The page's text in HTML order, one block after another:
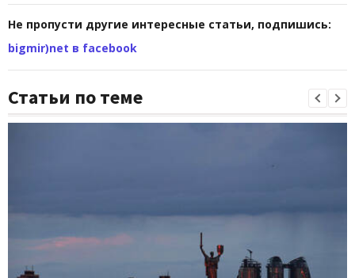
Не пропусти другие интересные статьи, подпишись:
bigmir)net в facebook
Статьи по теме